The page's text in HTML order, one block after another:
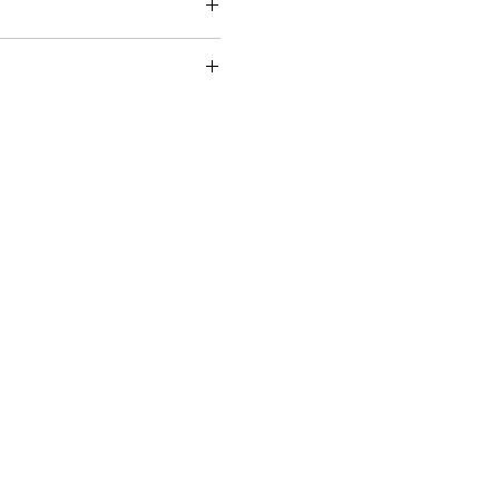
und kompakte
warmem Wasser
für Schützen entwickelt.
irgendeinem Grund nicht
nach Erhalt zurück und